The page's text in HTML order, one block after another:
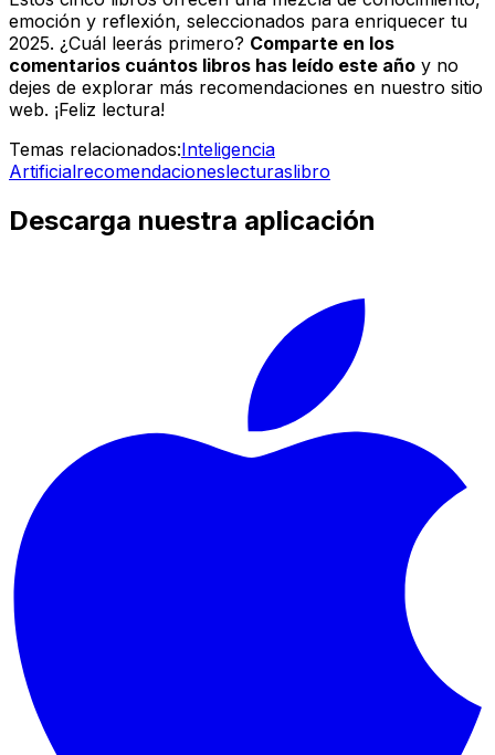
emoción y reflexión, seleccionados para enriquecer tu
2025. ¿Cuál leerás primero? Comparte en los
comentarios cuántos libros has leído este año y no
dejes de explorar más recomendaciones en nuestro sitio
web. ¡Feliz lectura!
Temas relacionados:Inteligencia
Artificialrecomendacioneslecturaslibro
Descarga nuestra aplicación